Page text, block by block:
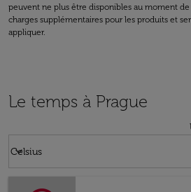
peuvent ne plus être disponibles au moment de
charges supplémentaires pour les produits et
appliquer.
Le temps à Prague
Celsius
keyboard_arrow_down